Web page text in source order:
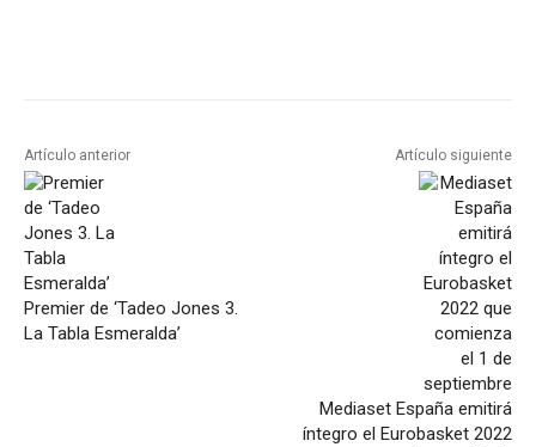
Artículo anterior
Premier de ‘Tadeo Jones 3.
La Tabla Esmeralda’
Artículo siguiente
Mediaset España emitirá
íntegro el Eurobasket 2022